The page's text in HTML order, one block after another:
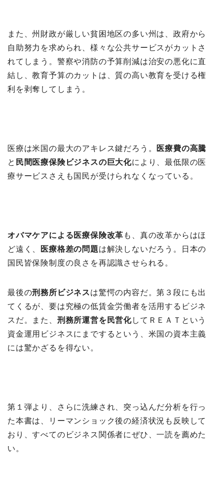
また、州財政が厳しい貧困地区の多い州は、政府から
自助努力を求められ、様々な公共サービスがカットさ
れてしまう。警察や消防の予算削減は治安の悪化に直
結し、教育予算のカットは、質の高い教育を受ける権
利を剥奪してしまう。
医療は米国の最大のアキレス鍵だろう。
医療費の高騰
と 民間医療保険ビジネスの巨大化により、最低限の医
療サービスさえも国民が受けられなくなっている。
オバマケアによる医療保険改革 も、真の改革からはほ
ど遠く、
医療格差の問題は解決しないだろう。日本の
国民皆保険制度の良さを再認識させられる。
最後の刑務所ビジネスは驚愕の内容だ。第３段にも出
てくるが、要は究極の低賃金労働者を活用するビジネ
スだ。また、 刑務所運営を民営化してＲＥＡＴという
資金運用ビジネスにまでするという、米国の資本主義
には驚かざるを得ない。
第１弾より、さらに洗練され、突っ込んだ分析を行っ
た本書は、リーマンショック後の経済状況も反映して
おり、すべてのビジネス関係者にぜひ、一読を薦めた
い。